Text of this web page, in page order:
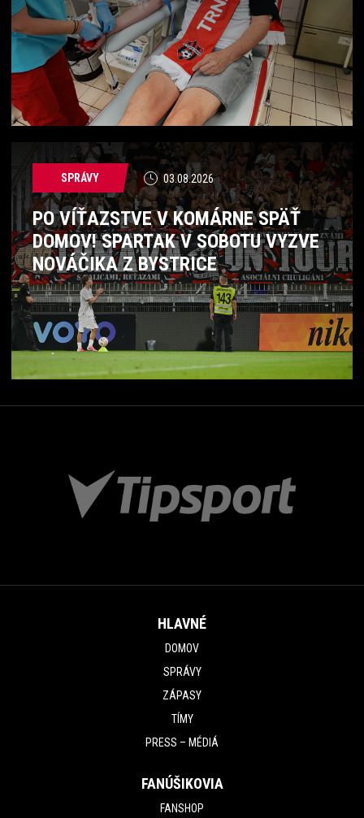
SPRÁVY 03.08.2026
PO VÍŤAZSTVE V KOMÁRNE SPÄŤ
DOMOV! SPARTAK V SOBOTU VYZVE
NOVÁČIKA Z BYSTRICE
HLAVNÉ
DOMOV
SPRÁVY
ZÁPASY
TÍMY
PRESS – MÉDIÁ
FANÚŠIKOVIA
FANSHOP